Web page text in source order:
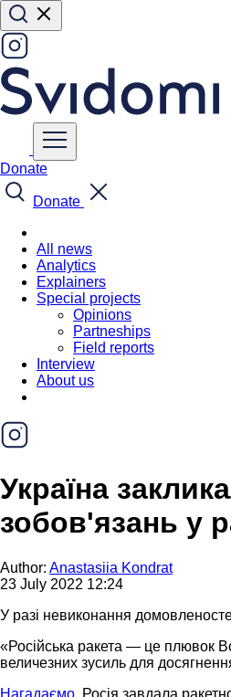
Donate
Donate
All news
Analytics
Explainers
Special projects
Opinions
Partneships
Field reports
Interview
About us
Україна
зобов'язань у
Author: Anastasiia Kondrat
23 July 2022 12:24
У разі невиконання
«Російська ракета — це плювок
величезних зусиль для
Нагадаємо, Росія завдала